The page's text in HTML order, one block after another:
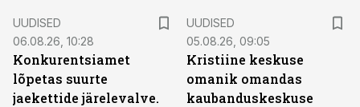
UUDISED
06.08.26, 10:28
Konkurentsiamet
lõpetas suurte
jaekettide järelevalve.
UUDISED
05.08.26, 09:05
Kristiine keskuse
omanik omandas
kaubanduskeskuse